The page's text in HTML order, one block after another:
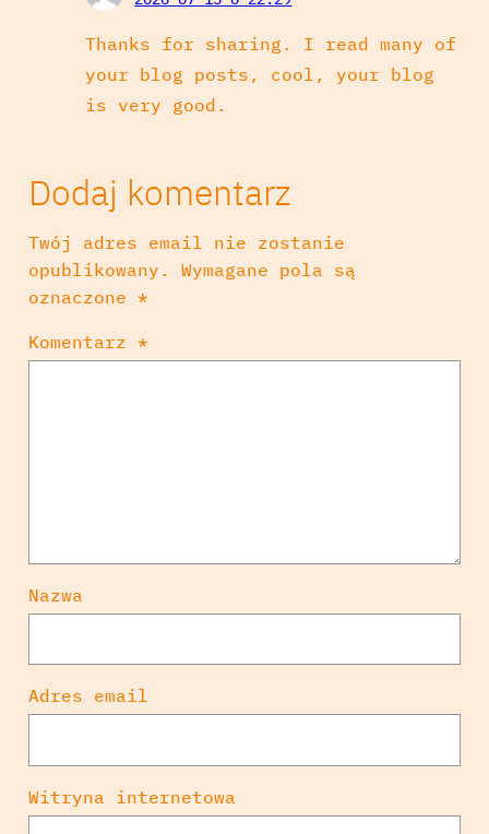
Thanks for sharing. I read many of
your blog posts, cool, your blog
is very good.
Dodaj komentarz
Twój adres email nie zostanie
opublikowany.
Wymagane pola są
oznaczone *
Komentarz *
Nazwa
Adres email
Witryna internetowa